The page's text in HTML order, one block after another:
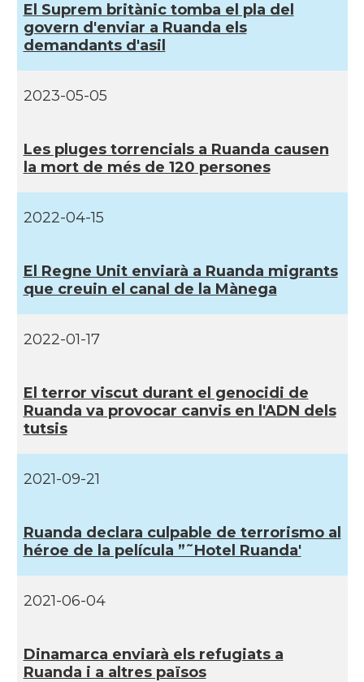
El Suprem britànic tomba el pla del
govern d'enviar a Ruanda els
demandants d'asil
2023-05-05
Les pluges torrencials a Ruanda causen
la mort de més de 120 persones
2022-04-15
El Regne Unit enviarà a Ruanda migrants
que creuin el canal de la Mànega
2022-01-17
El terror viscut durant el genocidi de
Ruanda va provocar canvis en l'ADN dels
tutsis
2021-09-21
Ruanda declara culpable de terrorismo al
héroe de la pelí­cula ”˜Hotel Ruanda'
2021-06-04
Dinamarca enviarà els refugiats a
Ruanda i a altres països